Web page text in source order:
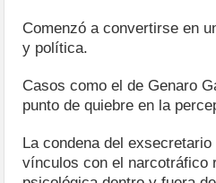
Comenzó a convertirse en
y política.
Casos como el de Genaro
punto de quiebre en la
La condena del
vínculos con el narcotráfico